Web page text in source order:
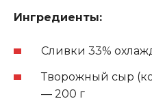
Ингредиенты:
Сливки 33%
Творожный сыр
— 200 г